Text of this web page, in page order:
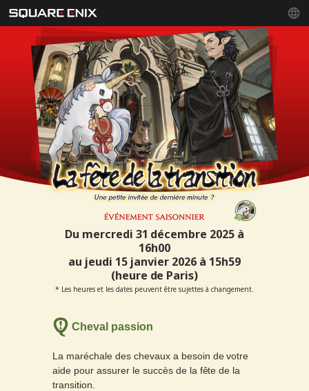
Du mercredi 31 décembre 2025 à
16h00
au jeudi 15 janvier 2026 à 15h59
(heure de Paris)
* Les heures et les dates peuvent être sujettes à changement.
Cheval passion
La maréchale des chevaux a besoin de votre
aide pour assurer le succès de la fête de la
transition.